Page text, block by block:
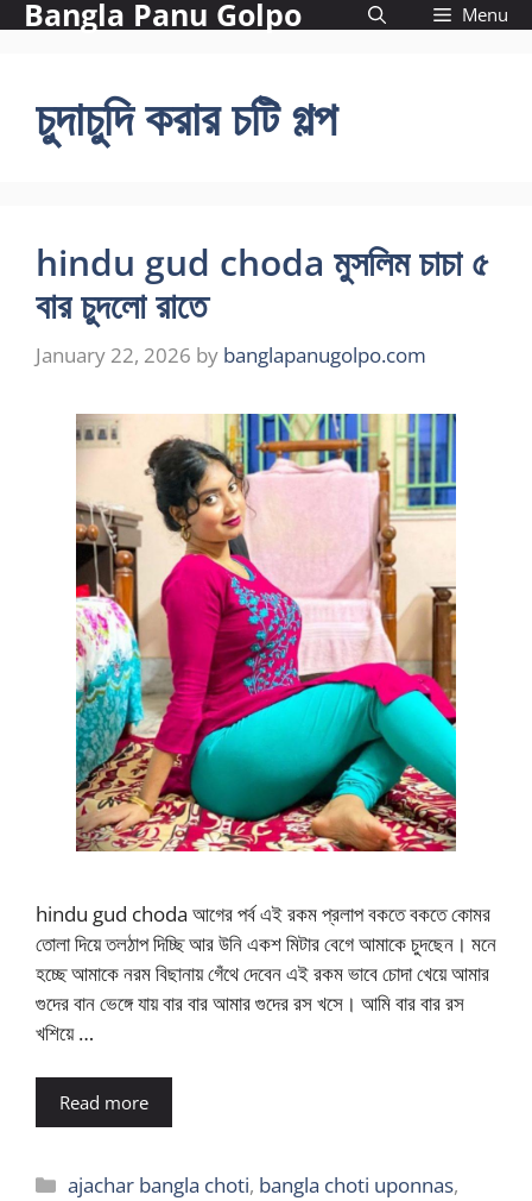
SkipBangla Panu Golpo Menu
চুদাচুদি করার চটি গল্প
hindu gud choda মুসলিম চাচা ৫
বার চুদলো রাতে
January 22, 2026 by banglapanugolpo.com
hindu gud choda আগের পর্ব এই রকম প্রলাপ বকতে বকতে কোমর
তোলা দিয়ে তলঠাপ দিচ্ছি আর উনি একশ মিটার বেগে আমাকে চুদছেন। মনে
হচ্ছে আমাকে নরম বিছানায় গেঁথে দেবেন এই রকম ভাবে চোদা খেয়ে আমার
গুদের বান ভেঙ্গে যায় বার বার আমার গুদের রস খসে। আমি বার বার রস
খশিয়ে …
Read more
Categories
ajachar bangla choti, bangla choti uponnas,